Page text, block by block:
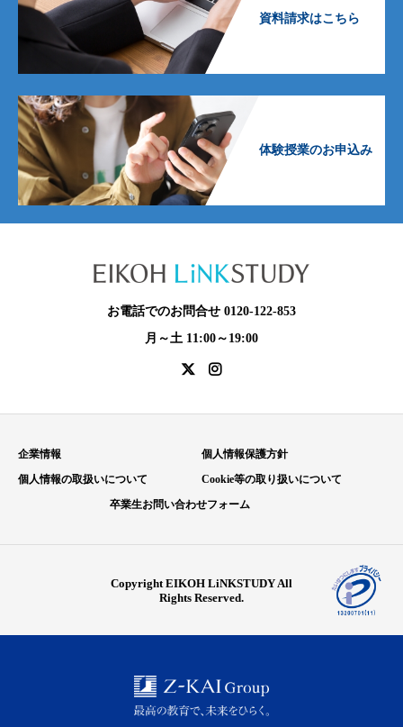
資料請求はこちら
体験授業のお申込み
お電話でのお問合せ 0120-122-853
月～土 11:00～19:00
企業情報
個人情報保護方針
個人情報の取扱いについて
Cookie等の取り扱いについて
卒業生お問い合わせフォーム
Copyright EIKOH LiNKSTUDY All
Rights Reserved.